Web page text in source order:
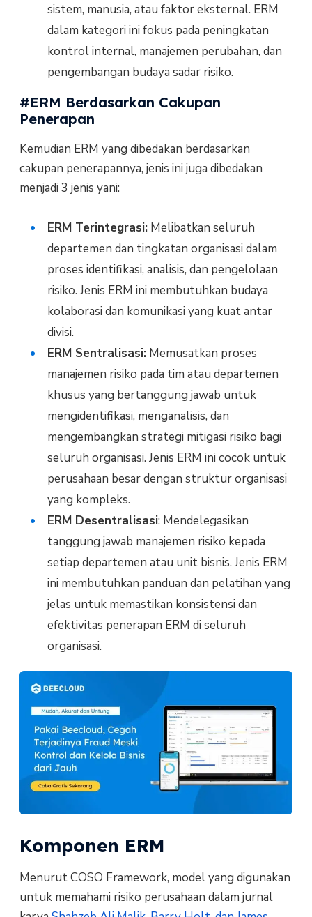
sistem, manusia, atau faktor eksternal. ERM
dalam kategori ini fokus pada peningkatan
kontrol internal, manajemen perubahan, dan
pengembangan budaya sadar risiko.
#ERM Berdasarkan Cakupan
Penerapan
Kemudian ERM yang dibedakan berdasarkan
cakupan penerapannya, jenis ini juga dibedakan
menjadi 3 jenis yani:
ERM Terintegrasi:Melibatkan seluruh
departemen dan tingkatan organisasi dalam
proses identifikasi, analisis, dan pengelolaan
risiko. Jenis ERM ini membutuhkan budaya
kolaborasi dan komunikasi yang kuat antar
divisi.
ERM Sentralisasi:Memusatkan proses
manajemen risiko pada tim atau departemen
khusus yang bertanggung jawab untuk
mengidentifikasi, menganalisis, dan
mengembangkan strategi mitigasi risiko bagi
seluruh organisasi. Jenis ERM ini cocok untuk
perusahaan besar dengan struktur organisasi
yang kompleks.
ERM Desentralisasi: Mendelegasikan
tanggung jawab manajemen risiko kepada
setiap departemen atau unit bisnis. Jenis ERM
ini membutuhkan panduan dan pelatihan yang
jelas untuk memastikan konsistensi dan
efektivitas penerapan ERM di seluruh
organisasi.
Komponen ERM
Menurut COSO Framework, model yang digunakan
untuk memahami risiko perusahaan dalam jurnal